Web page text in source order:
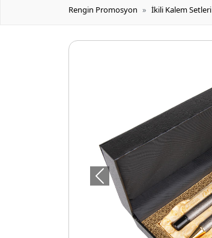
Rengin Promosyon İkili Kalem Setleri
Önceki